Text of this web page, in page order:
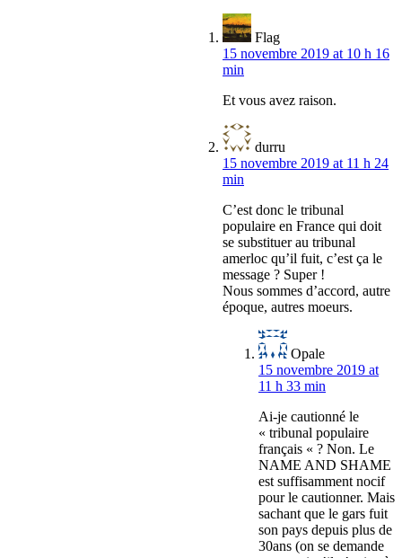
Flag
15 novembre 2019 at 10 h 16
min
Et vous avez raison.
durru
15 novembre 2019 at 11 h 24
min
C’est donc le tribunal
populaire en France qui doit
se substituer au tribunal
amerloc qu’il fuit, c’est ça le
message ? Super !
Nous sommes d’accord, autre
époque, autres moeurs.
Opale
15 novembre 2019 at
11 h 33 min
Ai-je cautionné le
« tribunal populaire
français « ? Non. Le
NAME AND SHAME
est suffisamment nocif
pour le cautionner. Mais
sachant que le gars fuit
son pays depuis plus de
30ans (on se demande